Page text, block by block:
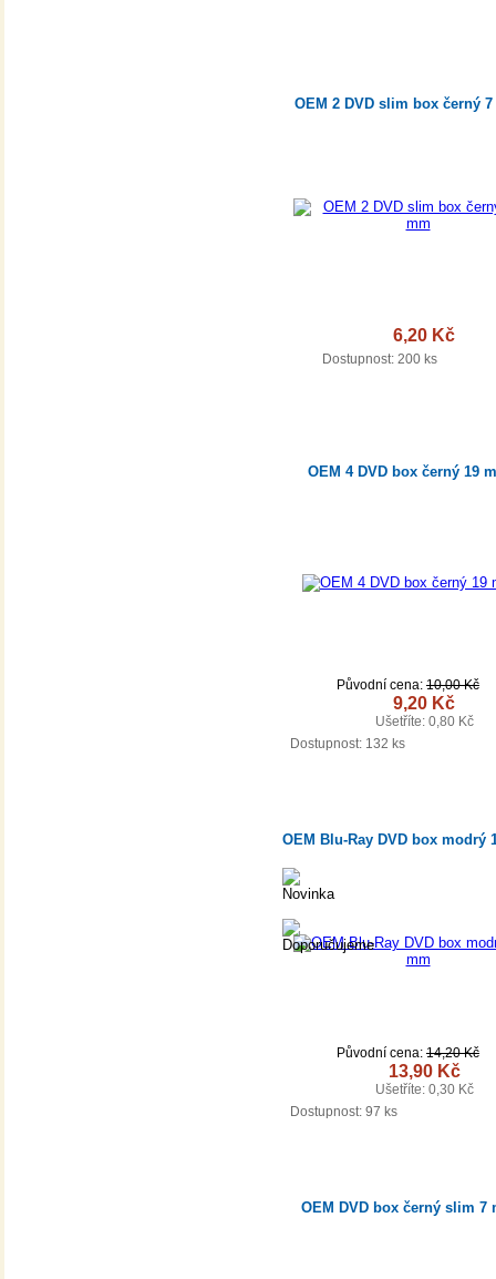
OEM 2 DVD slim box černý
6,20 Kč
Dostupnost: 200 ks
OEM 4 DVD box černý 19
Původní cena: 10,00 Kč
9,20 Kč
Ušetříte: 0,80 Kč
Dostupnost: 132 ks
OEM Blu-Ray DVD box modrý
Původní cena: 14,20 Kč
13,90 Kč
Ušetříte: 0,30 Kč
Dostupnost: 97 ks
OEM DVD box černý slim 7